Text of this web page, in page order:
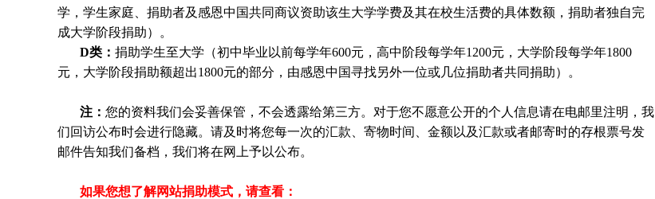
学， 学生家庭、捐助者及感恩中国共同商议资助该生大学学费及其在校生活费的具体数额，捐助者独自完
成大学阶段捐助）。
D类： 捐助学生至大学（初中毕业以前每学年600元，高中阶段每学年1200元，大学阶段每学年1800
元，大学阶段捐助额超出1800元的部分，由感恩中国寻找另外一位或几位捐助者共同捐助）。
注： 您的资料我们会妥善保管，不会透露给第三方。对于您不愿意公开的个人信息请在电邮里注明，我
们回访公布时会进行隐藏。请及时将您每一次的汇款、寄物时间、金额以及汇款或者邮寄时的存根票号发
邮件告知我们备档，我们将在网上予以公布。
如果您想了解网站捐助模式，请查看：